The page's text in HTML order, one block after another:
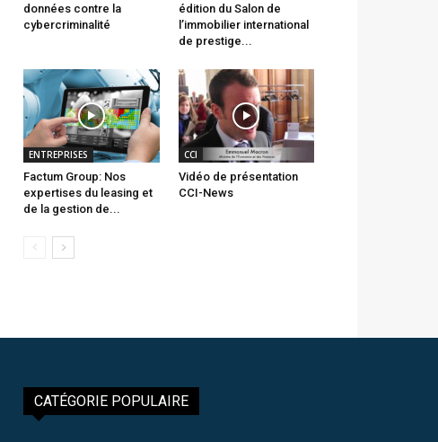
données contre la
cybercriminalité
édition du Salon de
l’immobilier international
de prestige...
ENTREPRISES
Factum Group: Nos
expertises du leasing et
de la gestion de...
CCI
Vidéo de présentation
CCI-News
CATÉGORIE POPULAIRE